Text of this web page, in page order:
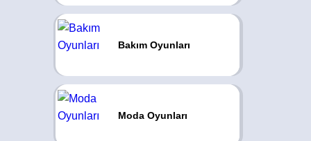
Bakım Oyunları
Moda Oyunları